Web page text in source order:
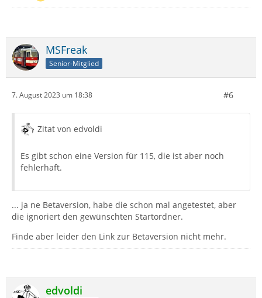
MSFreak
Senior-Mitglied
7. August 2023 um 18:38 #6
Zitat von edvoldi
Es gibt schon eine Version für 115, die ist aber noch
fehlerhaft.
... ja ne Betaversion, habe die schon mal angetestet, aber
die ignoriert den gewünschten Startordner.
Finde aber leider den Link zur Betaversion nicht mehr.
edvoldi